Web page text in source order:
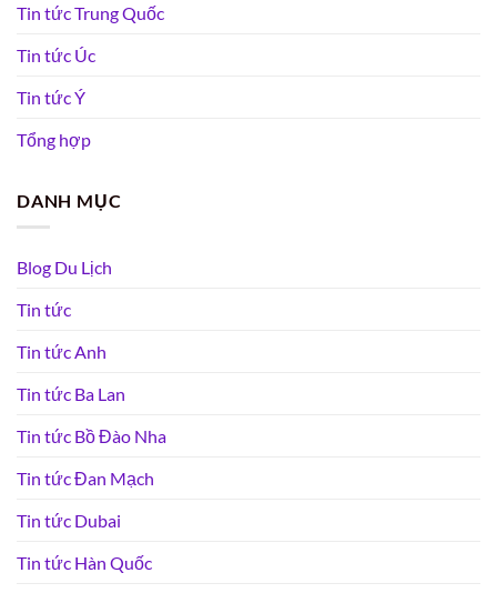
Tin tức Trung Quốc
Tin tức Úc
Tin tức Ý
Tổng hợp
DANH MỤC
Blog Du Lịch
Tin tức
Tin tức Anh
Tin tức Ba Lan
Tin tức Bồ Đào Nha
Tin tức Đan Mạch
Tin tức Dubai
Tin tức Hàn Quốc